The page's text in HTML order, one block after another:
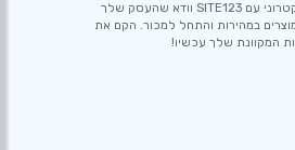
צור אתר סחר אלקטרוני עם SITE123 וודא שהעסק שלך
במהירות והתחל למכור. הקם את
המקוונת שלך עכשיו!